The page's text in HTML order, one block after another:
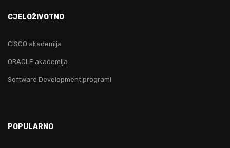
CJELOŽIVOTNO
CISCO akademija
ORACLE akademija
Software Development programi
POPULARNO